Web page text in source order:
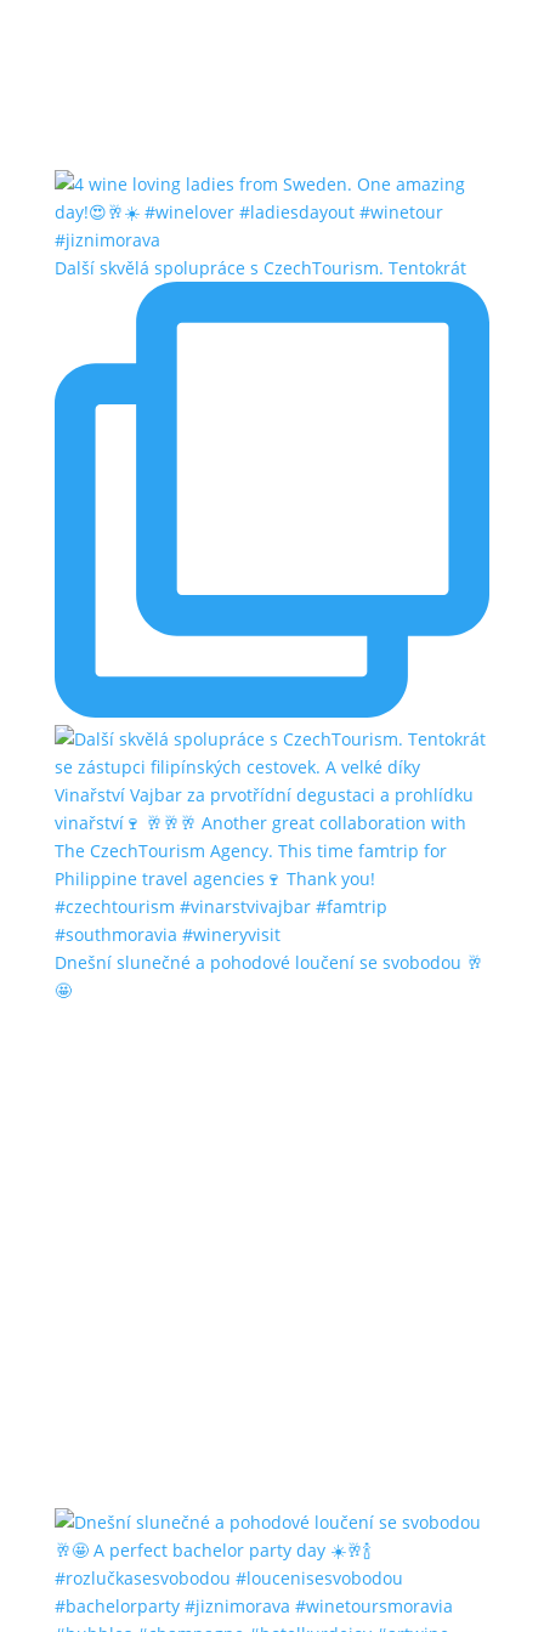
Další skvělá spolupráce s CzechTourism. Tentokrát
Dnešní slunečné a pohodové loučení se svobodou 🥂
🤩